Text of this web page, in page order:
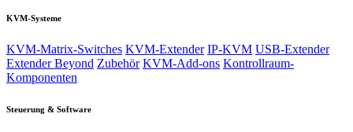
KVM-Systeme
KVM-Matrix-Switches KVM-Extender IP-KVM USB-Extender
Extender Beyond Zubehör KVM-Add-ons Kontrollraum-
Komponenten
Steuerung & Software